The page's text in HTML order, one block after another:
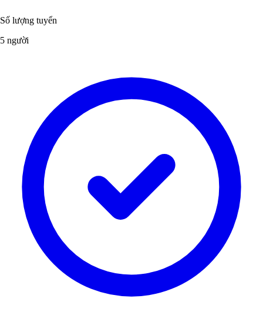
Số lượng tuyển
5 người